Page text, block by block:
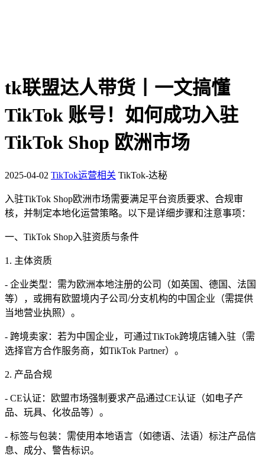
tk联盟达人带货丨一文搞懂
TikTok 账号！如何成功入驻
TikTok Shop 欧洲市场
2025-04-02 TikTok运营相关 TikTok-达秘
入驻TikTok Shop欧洲市场需要满足平台资质要求、合规审
核，并制定本地化运营策略。以下是详细步骤和注意事项：
一、TikTok Shop入驻资质与条件
1. 主体资质
- 企业类型：需为欧洲本地注册的公司（如英国、德国、法国
等），或拥有欧盟境内子公司/分支机构的中国企业（需提供
当地营业执照）。
- 跨境卖家：若为中国企业，可通过TikTok跨境店铺入驻（需
选择官方合作服务商，如TikTok Partner）。
2. 产品合规
- CE认证：欧盟市场强制要求产品通过CE认证（如电子产
品、玩具、化妆品等）。
- 标签与包装：需使用本地语言（如德语、法语）标注产品信
息、成分、警告标识。